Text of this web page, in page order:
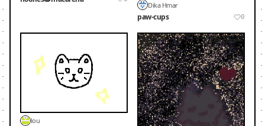
Dika Hmar
paw-cups 0
lou